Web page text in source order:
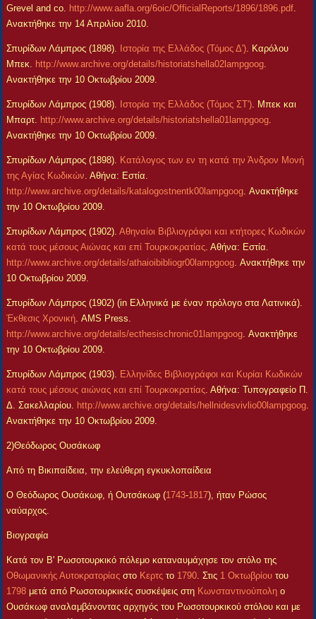
Grevel and co. http://www.aafla.org/6oic/OfficialReports/1896/1896.pdf.
Ανακτήθηκε την 14 Απριλίου 2010.
Σπυρίδων Λάμπρος (1898). Ιστορία της Ελλάδος (Τόμος Δ'). Καρόλου
Μπεκ. http://www.archive.org/details/historiatshella02lampgoog.
Ανακτήθηκε την 10 Οκτωβρίου 2009.
Σπυρίδων Λάμπρος (1908). Ιστορία της Ελλάδος (Τόμος ΣΤ'). Μπεκ και
Μπαρτ. http://www.archive.org/details/historiatshella01lampgoog.
Ανακτήθηκε την 10 Οκτωβρίου 2009.
Σπυρίδων Λάμπρος (1898). Κατάλογος των εν τη κατά την Άνδρον Μονή
της Αγίας Κωδικών. Αθήνα: Εστία.
http://www.archive.org/details/katalogostnentk00lampgoog. Ανακτήθηκε
την 10 Οκτωβρίου 2009.
Σπυρίδων Λάμπρος (1902).Αθηναίοι Βιβλιογράφοι και κτήτορες Κωδικών
κατά τους μέσους Αιώνας και επί Τουρκοκρατίας. Αθήνα: Εστία.
http://www.archive.org/details/athaioibibliogr00lampgoog. Ανακτήθηκε την
10 Οκτωβρίου 2009.
Σπυρίδων Λάμπρος (1902) (in Ελληνικά με έναν πρόλογο στα Λατινικά).
Έκθεσις Χρονική. AMS Press.
http://www.archive.org/details/ecthesischronic01lampgoog. Ανακτήθηκε
την 10 Οκτωβρίου 2009.
Σπυρίδων Λάμπρος (1903). Ελληνίδες Βιβλιογράφοι και Κυρίαι Κωδικών
κατά τους μέσους αιώνας και επί Τουρκοκρατίας. Αθήνα: Τυπογραφείο Π.
Δ. Σακελλαρίου. http://www.archive.org/details/hellnidesvivlio00lampgoog.
Ανακτήθηκε την 10 Οκτωβρίου 2009.
2)Θεόδωρος Ουσάκωφ
Από τη Βικιπαίδεια, την ελεύθερη εγκυκλοπαίδεια
Ο Θεόδωρος Ουσάκωφ, ή Ουτσάκωφ (1743-1817), ήταν Ρώσος
ναύαρχος.
Βιογραφία
Κατά τον Β' Ρωσοτουρκικό πόλεμο καταναυμάχησε τον στόλο της
Οθωμανικής Αυτοκρατορίας στο Κερτς το 1790. Στις 1 Οκτωβρίου του
1798 μετά από Ρωσοτουρκικές συσκέψεις στη Κωνσταντινούπολη ο
Ουσάκωφ αναλαμβάνοντας αρχηγός του Ρωσοτουρκικού στόλου και με